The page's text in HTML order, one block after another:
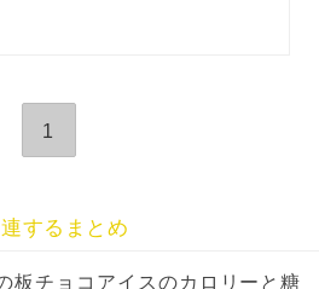
1
するまとめ
板チョコアイスのカロリーと糖